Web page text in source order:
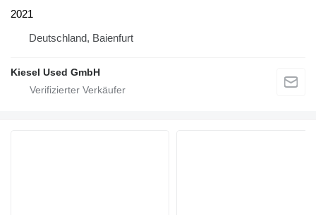
2021
Deutschland, Baienfurt
Kiesel Used GmbH